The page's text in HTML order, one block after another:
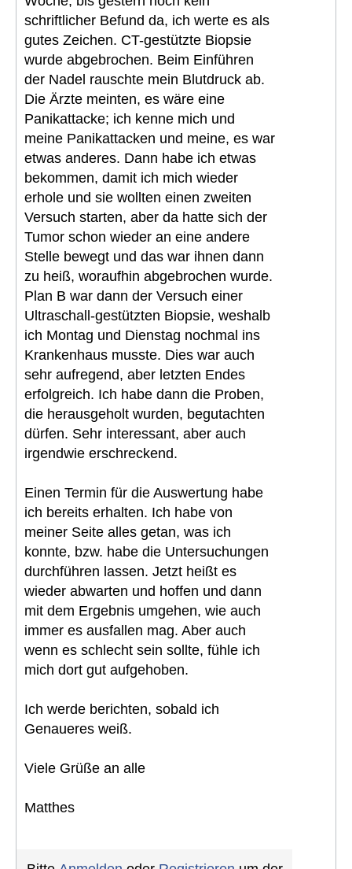
schriftlicher Befund da, ich werte es als
gutes Zeichen. CT-gestützte Biopsie
wurde abgebrochen. Beim Einführen
der Nadel rauschte mein Blutdruck ab.
Die Ärzte meinten, es wäre eine
Panikattacke; ich kenne mich und
meine Panikattacken und meine, es war
etwas anderes. Dann habe ich etwas
bekommen, damit ich mich wieder
erhole und sie wollten einen zweiten
Versuch starten, aber da hatte sich der
Tumor schon wieder an eine andere
Stelle bewegt und das war ihnen dann
zu heiß, woraufhin abgebrochen wurde.
Plan B war dann der Versuch einer
Ultraschall-gestützten Biopsie, weshalb
ich Montag und Dienstag nochmal ins
Krankenhaus musste. Dies war auch
sehr aufregend, aber letzten Endes
erfolgreich. Ich habe dann die Proben,
die herausgeholt wurden, begutachten
dürfen. Sehr interessant, aber auch
irgendwie erschreckend.
Einen Termin für die Auswertung habe
ich bereits erhalten. Ich habe von
meiner Seite alles getan, was ich
konnte, bzw. habe die Untersuchungen
durchführen lassen. Jetzt heißt es
wieder abwarten und hoffen und dann
mit dem Ergebnis umgehen, wie auch
immer es ausfallen mag. Aber auch
wenn es schlecht sein sollte, fühle ich
mich dort gut aufgehoben.
Ich werde berichten, sobald ich
Genaueres weiß.
Viele Grüße an alle
Matthes